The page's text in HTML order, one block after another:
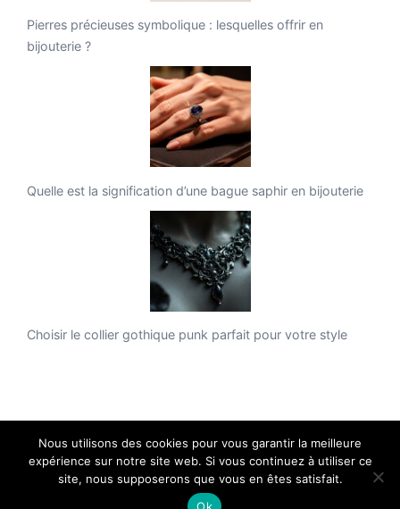
Pierres précieuses symbolique : lesquelles offrir en
bijouterie ?
Quelle est la signification d’une bague saphir en bijouterie
Choisir le collier gothique punk parfait pour votre style
Collier Shamballa - Copyright 2026 - Tous droits réservés.
Nous utilisons des cookies pour vous garantir la meilleure
expérience sur notre site web. Si vous continuez à utiliser ce
site, nous supposerons que vous en êtes satisfait.
Ok